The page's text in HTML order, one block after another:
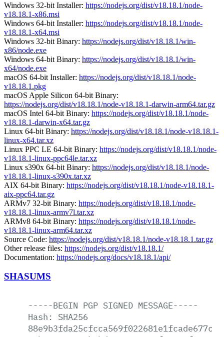
Windows 32-bit Installer: https://nodejs.org/dist/v18.18.1/node-
v18.18.1-x86.msi
Windows 64-bit Installer: https://nodejs.org/dist/v18.18.1/node-
v18.18.1-x64.msi
Windows 32-bit Binary: https://nodejs.org/dist/v18.18.1/win-
x86/node.exe
Windows 64-bit Binary: https://nodejs.org/dist/v18.18.1/win-
x64/node.exe
macOS 64-bit Installer: https://nodejs.org/dist/v18.18.1/node-
v18.18.1.pkg
macOS Apple Silicon 64-bit Binary:
https://nodejs.org/dist/v18.18.1/node-v18.18.1-darwin-arm64.tar.gz
macOS Intel 64-bit Binary: https://nodejs.org/dist/v18.18.1/node-
v18.18.1-darwin-x64.tar.gz
Linux 64-bit Binary: https://nodejs.org/dist/v18.18.1/node-v18.18.1-
linux-x64.tar.xz
Linux PPC LE 64-bit Binary: https://nodejs.org/dist/v18.18.1/node-
v18.18.1-linux-ppc64le.tar.xz
Linux s390x 64-bit Binary: https://nodejs.org/dist/v18.18.1/node-
v18.18.1-linux-s390x.tar.xz
AIX 64-bit Binary: https://nodejs.org/dist/v18.18.1/node-v18.18.1-
aix-ppc64.tar.gz
ARMv7 32-bit Binary: https://nodejs.org/dist/v18.18.1/node-
v18.18.1-linux-armv7l.tar.xz
ARMv8 64-bit Binary: https://nodejs.org/dist/v18.18.1/node-
v18.18.1-linux-arm64.tar.xz
Source Code: https://nodejs.org/dist/v18.18.1/node-v18.18.1.tar.gz
Other release files: https://nodejs.org/dist/v18.18.1/
Documentation: https://nodejs.org/docs/v18.18.1/api/
SHASUMS
-----BEGIN PGP SIGNED MESSAGE-----
Hash:
SHA256